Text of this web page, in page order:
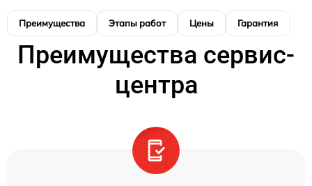
Преимущества Этапы работ Цены Гарантия
Преимущества сервис-
центра